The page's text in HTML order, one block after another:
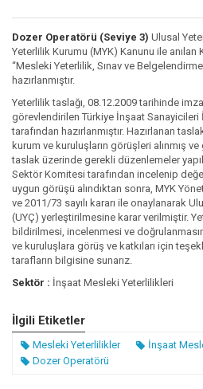
Enerji Sektöründe 1 Adet
0'e ulaştı
1 Şubat 2018 / Kosgeb Genel Destek
yınlandı
9 Mart 2018 / Metal Sektöründe Belirlenen
urumu Ev Sahipliğinde İstanbul’da
Dozer Operatörü (Seviye 3) Ulusal
Yeterlilik Kurumu (MYK) Kanunu ile anılan
“Mesleki Yeterlilik, Sınav ve
hazırlanmıştır.
Yeterlilik taslağı, 08.12.2009 tarihinde
görevlendirilen Türkiye İnşaat Sanayicileri
tarafından hazırlanmıştır. Hazırlanan
kurum ve kuruluşların görüşleri alınmış
taslak üzerinde gerekli düzenlemeler
Sektör Komitesi tarafından incelenip
uygun görüşü alındıktan sonra, MYK
ve 2011/73 sayılı kararı ile onaylanarak
(UYÇ) yerleştirilmesine karar verilmiştir.
bildirilmesi, incelenmesi ve
ve kuruluşlara görüş ve katkıları için
tarafların bilgisine sunarız.
Sektör : İnşaat Mesleki Yeterlilikleri
İlgili Etiketler
Mesleki Yeterlilikler
İnşaat
Dozer Operatörü